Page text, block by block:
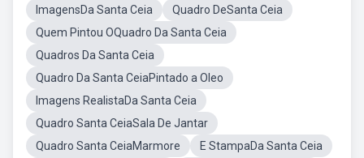
ImagensDa Santa Ceia
Quadro DeSanta Ceia
Quem Pintou OQuadro Da Santa Ceia
Quadros Da Santa Ceia
Quadro Da Santa CeiaPintado a Oleo
Imagens RealistaDa Santa Ceia
Quadro Santa CeiaSala De Jantar
Quadro Santa CeiaMarmore
E StampaDa Santa Ceia